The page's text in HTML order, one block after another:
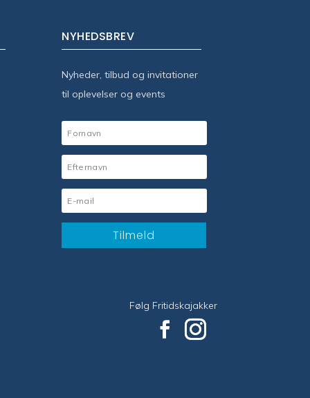
NYHEDSBREV
Nyheder, tilbud og invitationer
til oplevelser og events
Tilmeld
Følg Fritidskajakker